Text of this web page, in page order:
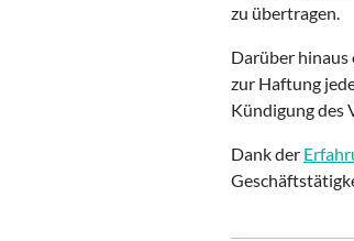
zu übertragen.
Darüber hinaus
zur Haftung
Kündigung des
Dank der